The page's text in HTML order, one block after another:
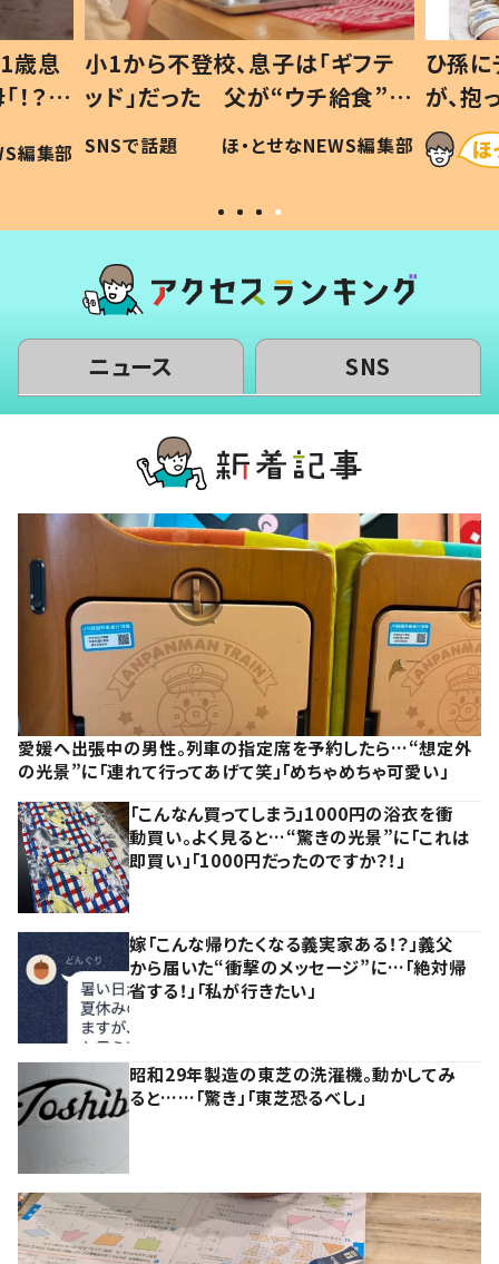
歳息
？」
編集部
小1から不登校、息子は「ギフテ
ッド」だった 父が“ウチ給食”を
作り続ける理由とは #令和の親
#令和の子
SNSで話題 ほ・とせなNEWS編集部
ひ孫
が、
「涙が
い」
ニュース SNS
愛媛へ出張中の男性。列車の指定席を予約したら…“想定外
の光景”に「連れて行ってあげて笑」「めちゃめちゃ可愛い」
「こんなん買ってしまう」1000円の浴衣を衝
動買い。よく見ると…“驚きの光景”に「これは
即買い」「1000円だったのですか？！」
嫁「こんな帰りたくなる義実家ある！？」義父
から届いた“衝撃のメッセージ”に…「絶対帰
省する！」「私が行きたい」
昭和29年製造の東芝の洗濯機。動かしてみ
ると……「驚き」「東芝恐るべし」